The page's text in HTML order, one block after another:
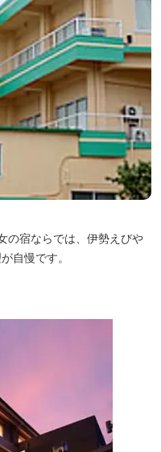
の宿ならでは、伊勢えびや
自慢です。